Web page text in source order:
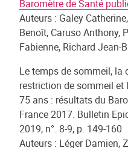
Baromètre de Santé
Auteurs : Galey
Benoît, Caruso Anthony,
Fabienne, Richard Jean-
Le temps de sommeil, la
restriction de sommeil
75 ans : résultats du
France 2017. Bulletin
2019, n°. 8-9, p. 149-160
Auteurs : Léger Damien,